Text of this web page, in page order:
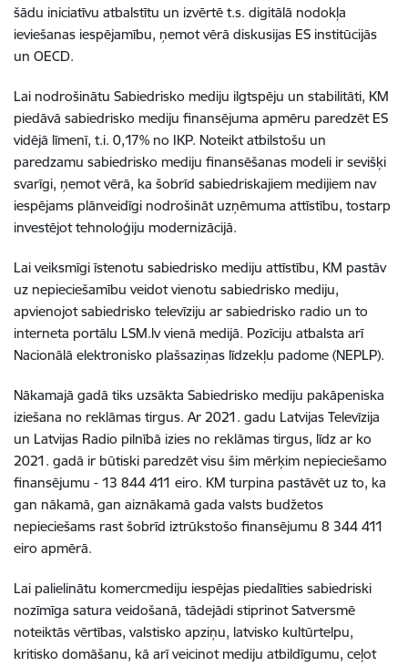
šādu iniciatīvu atbalstītu un izvērtē t.s. digitālā nodokļa
ieviešanas iespējamību, ņemot vērā diskusijas ES institūcijās
un OECD.
Lai nodrošinātu Sabiedrisko mediju ilgtspēju un stabilitāti, KM
piedāvā sabiedrisko mediju finansējuma apmēru paredzēt ES
vidējā līmenī, t.i. 0,17% no IKP. Noteikt atbilstošu un
paredzamu sabiedrisko mediju finansēšanas modeli ir sevišķi
svarīgi, ņemot vērā, ka šobrīd sabiedriskajiem medijiem nav
iespējams plānveidīgi nodrošināt uzņēmuma attīstību, tostarp
investējot tehnoloģiju modernizācijā.
Lai veiksmīgi īstenotu sabiedrisko mediju attīstību, KM pastāv
uz nepieciešamību veidot vienotu sabiedrisko mediju,
apvienojot sabiedrisko televīziju ar sabiedrisko radio un to
interneta portālu LSM.lv vienā medijā. Pozīciju atbalsta arī
Nacionālā elektronisko plašsaziņas līdzekļu padome (NEPLP).
Nākamajā gadā tiks uzsākta Sabiedrisko mediju pakāpeniska
iziešana no reklāmas tirgus. Ar 2021. gadu Latvijas Televīzija
un Latvijas Radio pilnībā izies no reklāmas tirgus, līdz ar ko
2021. gadā ir būtiski paredzēt visu šim mērķim nepieciešamo
finansējumu - 13 844 411 eiro. KM turpina pastāvēt uz to, ka
gan nākamā, gan aiznākamā gada valsts budžetos
nepieciešams rast šobrīd iztrūkstošo finansējumu 8 344 411
eiro apmērā.
Lai palielinātu komercmediju iespējas piedalīties sabiedriski
nozīmīga satura veidošanā, tādejādi stiprinot Satversmē
noteiktās vērtības, valstisko apziņu, latvisko kultūrtelpu,
kritisko domāšanu, kā arī veicinot mediju atbildīgumu, ceļot